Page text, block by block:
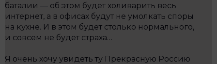
баталии — об этом будет холиварить весь
интернет, а в офисах будут не умолкать споры
на кухне. И в этом будет столько нормального,
и совсем не будет страха…
Я очень хочу увидеть ту Прекрасную Россию